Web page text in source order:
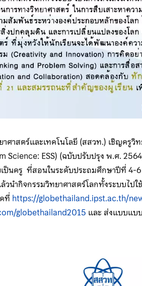
ศาสตร์และเทคโนโลยี (สสวท.) เชิญครู
Science: ESS) (ฉบับปรับปรุง พ.ศ.
ป็นครู ที่สอนในระดับประถมศึกษาปีที่ 4-
นำกิจกรรมวิทยาศาสตร์โลกทั้งระบบไป
ที่ https://globethailand.ipst.ac.th/
globethailand2015 และ ส่งแบบแบ